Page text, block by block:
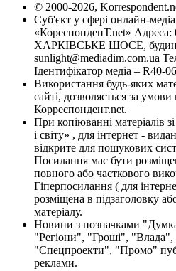
© 2000-2026,
Суб'єкт у сфері онлайн-
«КореспонденТ.net» Адреса:
ХАРКІВСЬКЕ ШОСЕ,
sunlight@mediadim.com.ua
Ідентифікатор медіа – R40-
Використання будь-яких
сайті, дозволяється за
Корреспондент.net.
При копіюванні матеріалів
і світу» , для інтернет -
відкрите для пошукових
Посилання має бути
повного або часткового
Гіперпосилання ( для
розміщена в підзаголовку
матеріалу.
Новини з позначками
"Регіони", "Гроші",
"Спецпроекти", "Промо"
реклами.